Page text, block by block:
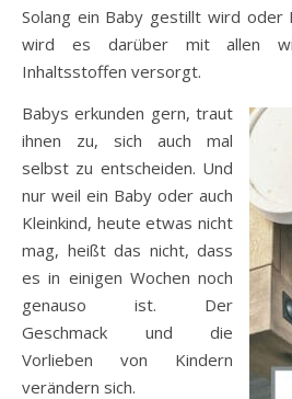
Solang ein Baby gestillt wird oder
wird es darüber mit allen
Inhaltsstoffen versorgt.
Babys erkunden gern, traut
ihnen zu, sich auch mal
selbst zu entscheiden. Und
nur weil ein Baby oder auch
Kleinkind, heute etwas nicht
mag, heißt das nicht, dass
es in einigen Wochen noch
genauso ist. Der
Geschmack und die
Vorlieben von Kindern
verändern sich.